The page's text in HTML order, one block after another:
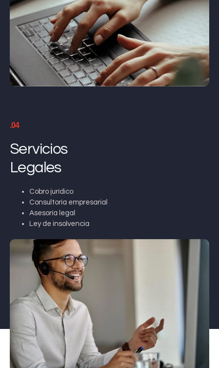
.04
Servicios
Legales
Cobro jurídico
Consultoría empresarial
Asesoría legal
Ley de insolvencia